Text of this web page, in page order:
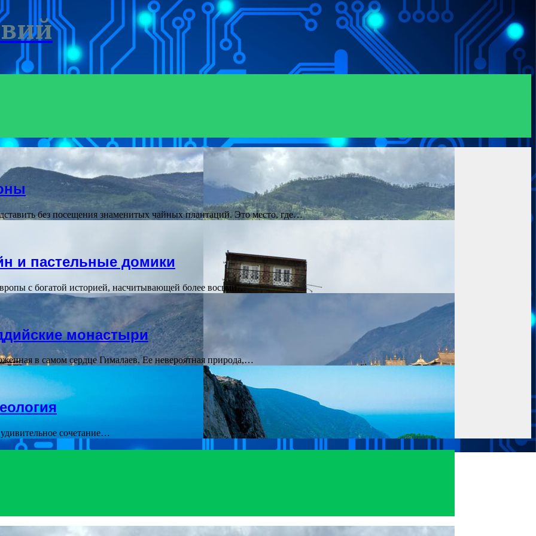
без посещения знаменитых чайных плантаций. Это место, где…
и пастельные домики
с богатой историей, насчитывающей более восьми…
монастыри
в самом сердце Гималаев. Ее невероятная природа,…
сочетание…